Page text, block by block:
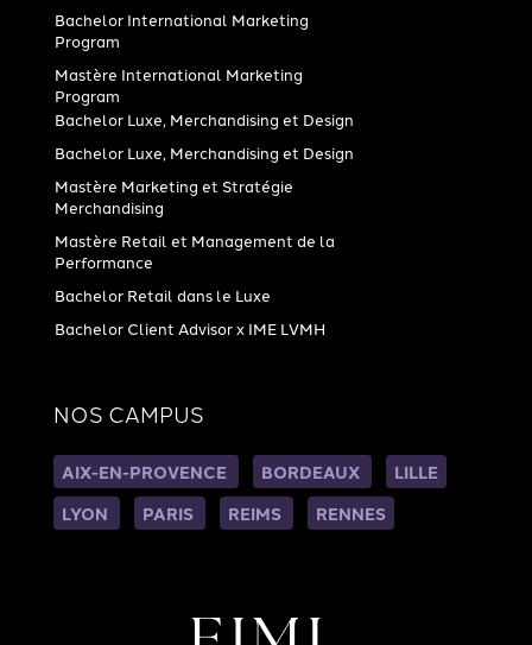
Bachelor International Marketing
Program
Mastère International Marketing
Program
Bachelor Luxe, Merchandising et Design
Bachelor Luxe, Merchandising et Design
Mastère Marketing et Stratégie
Merchandising
Mastère Retail et Management de la
Performance
Bachelor Retail dans le Luxe
Bachelor Client Advisor x IME LVMH
NOS CAMPUS
AIX-EN-PROVENCE BORDEAUX
LILLE
LYON
PARIS REIMS RENNES